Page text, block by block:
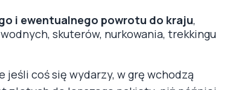
i ewentualnego powrotu do kraju,
skuterów, nurkowania, trekkingu
jeśli coś się wydarzy, w grę wchodzą